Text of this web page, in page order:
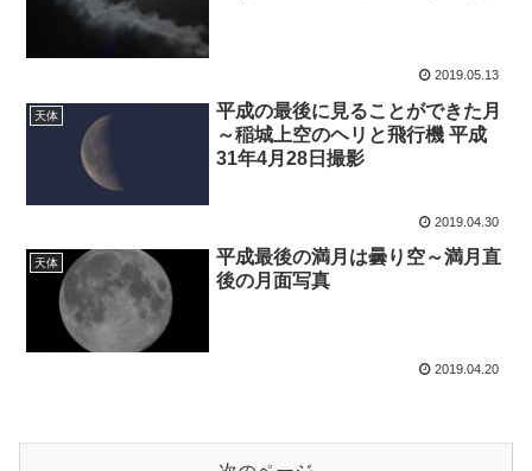
2019.05.13
天体
平成の最後に見ることができた月
～稲城上空のヘリと飛行機 平成
31年4月28日撮影
2019.04.30
天体
平成最後の満月は曇り空～満月直
後の月面写真
2019.04.20